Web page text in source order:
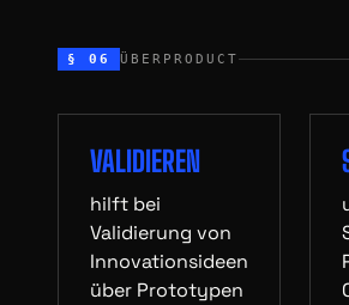
§ 06 ÜBERPRODUCT
VALIDIEREN
hilft bei
Validierung von
Innovationsideen
über Prototypen